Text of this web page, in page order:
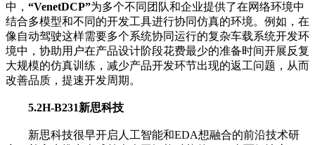
中， “VenetDCP”为多个不同团队和企业提供了在网络环境中
结合多模型和不同的开发工具进行协同仿真的环境。例如，在
像自动驾驶这样需要多个系统协同运行的复杂车载系统开发环
境中，协助用户在产品设计阶段花费最少的准备时间开展反复
大规模的仿真训练，减少产品开发环节出现的返工问题，从而
改善品质，提速开发周期。
5.2H-B231新思科技
新思科技很早开启人工智能和EDA想融合的前沿技术研